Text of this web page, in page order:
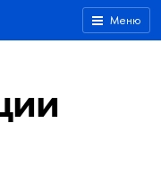
Меню